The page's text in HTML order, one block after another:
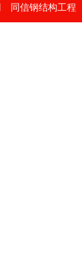
同信钢结构工程